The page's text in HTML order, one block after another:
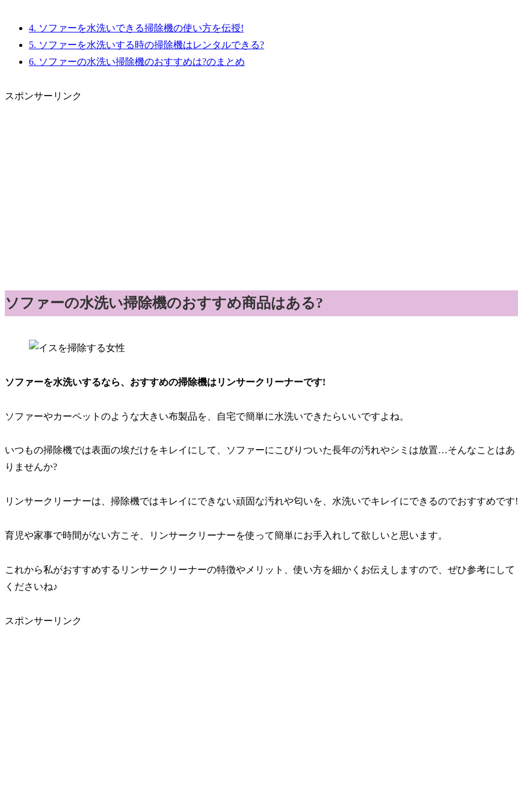
4. ソファーを水洗いできる掃除機の使い方を伝授!
5. ソファーを水洗いする時の掃除機はレンタルできる?
6. ソファーの水洗い掃除機のおすすめは?のまとめ
スポンサーリンク
ソファーの水洗い掃除機のおすすめ商品はある?
ソファーを水洗いするなら、おすすめの掃除機はリンサークリーナーです!
ソファーやカーペットのような大きい布製品を、自宅で簡単に水洗いできたらいいですよね。
いつもの掃除機では表面の埃だけをキレイにして、ソファーにこびりついた長年の汚れやシミは放置…そんなことはあ
りませんか?
リンサークリーナーは、掃除機ではキレイにできない頑固な汚れや匂いを、水洗いでキレイにできるのでおすすめです!
育児や家事で時間がない方こそ、リンサークリーナーを使って簡単にお手入れして欲しいと思います。
これから私がおすすめするリンサークリーナーの特徴やメリット、使い方を細かくお伝えしますので、ぜひ参考にして
くださいね♪
スポンサーリンク